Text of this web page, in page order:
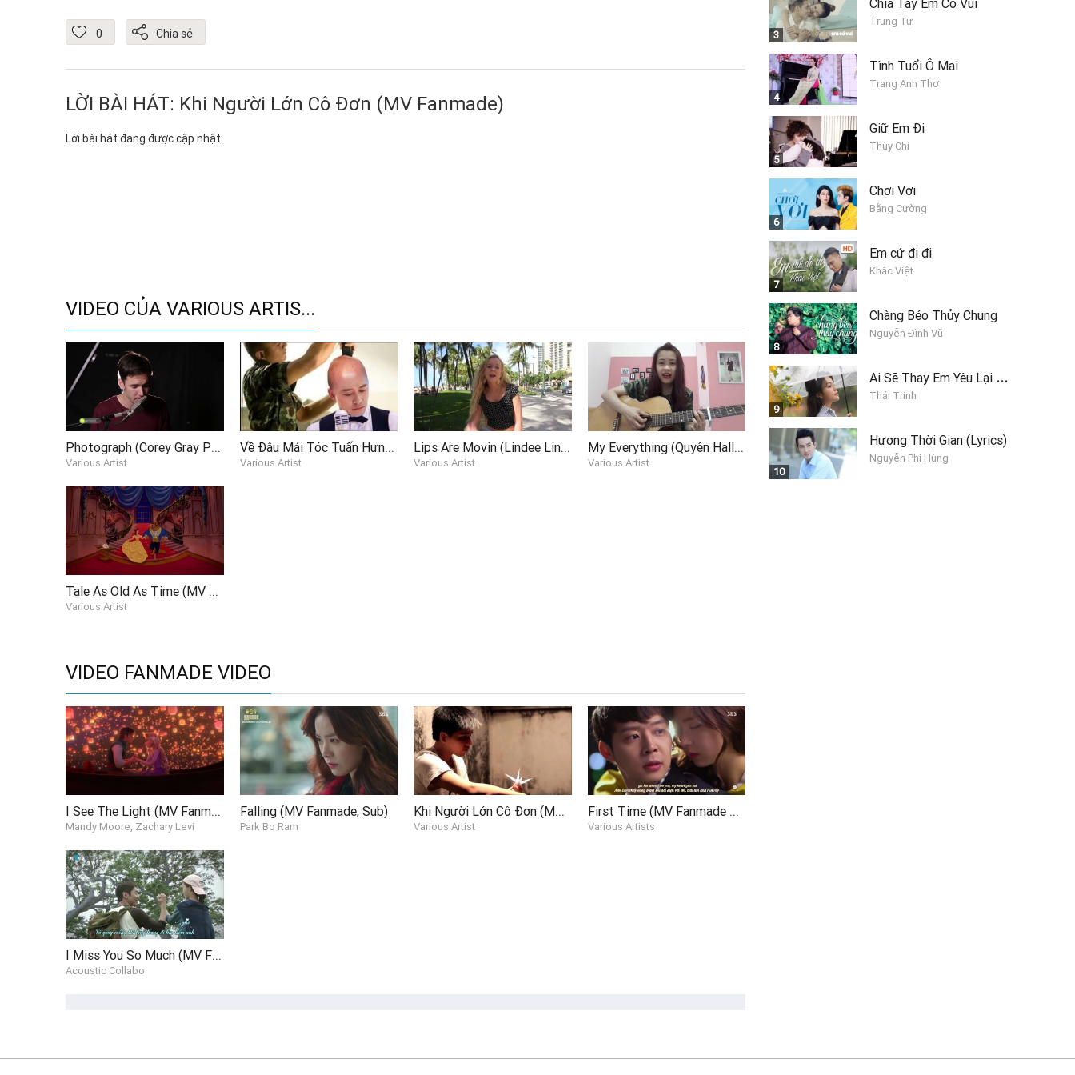
0 Chia sẻ
LỜI BÀI HÁT: Khi Người Lớn Cô Đơn (MV Fanmade)
Lời bài hát đang được cập nhật
VIDEO CỦA VARIOUS ARTIS...
Photograph (Corey Gray Piano Cover)
Various Artist
Về Đâu Mái Tóc Tuấn Hưng (MV Nhạc Chế)
Various Artist
Lips Are Movin (Lindee Link Cover)
Various Artist
My Everything (Quyên Hally Cover)
Various Artist
Tale As Old As Time (MV Fanmade - Beauty And The Beast)
Various Artist
VIDEO FANMADE VIDEO
I See The Light (MV Fanmade - Tangled)
Mandy Moore, Zachary Levi
Falling (MV Fanmade, Sub)
Park Bo Ram
Khi Người Lớn Cô Đơn (MV Fanmade)
Various Artist
First Time (MV Fanmade Sub)
Various Artists
I Miss You So Much (MV Fanmade, Sub)
Acoustic Collabo
3
Chia Tay Em Có Vui
Trung Tự
4
Tình Tuổi Ô Mai
Trang Anh Thơ
5
Giữ Em Đi
Thùy Chi
6
Chơi Vơi
Bằng Cường
7
Em cứ đi đi
Khắc Việt
8
Chàng Béo Thủy Chung
Nguyễn Đình Vũ
9
A
i Sẽ Thay Em Yêu Lại Anh
Thái Trinh
10
Hương Thời Gian (Lyrics)
Nguyễn Phi Hùng